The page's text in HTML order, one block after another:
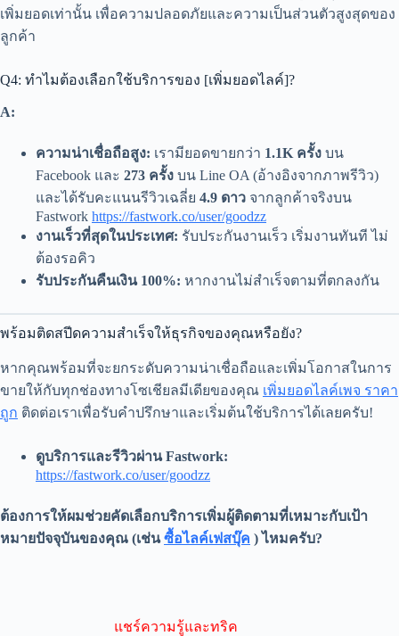
เพิ่มยอดเท่านั้น เพื่อความปลอดภัยและความเป็นส่วนตัวสูงสุดของ
ลูกค้า
Q4: ทำไมต้องเลือกใช้บริการของ [เพิ่มยอดไลค์]?
A:
ความน่าเชื่อถือสูง: เรามียอดขายกว่า 1.1K ครั้ง บน
Facebook และ 273 ครั้ง บน Line OA (อ้างอิงจากภาพรีวิว)
และได้รับคะแนนรีวิวเฉลี่ย 4.9 ดาว จากลูกค้าจริงบน
Fastwork https://fastwork.co/user/goodzz
งานเร็วที่สุดในประเทศ: รับประกันงานเร็ว เริ่มงานทันที ไม่
ต้องรอคิว
รับประกันคืนเงิน 100%: หากงานไม่สำเร็จตามที่ตกลงกัน
พร้อมติดสปีดความสำเร็จให้ธุรกิจของคุณหรือยัง?
หากคุณพร้อมที่จะยกระดับความน่าเชื่อถือและเพิ่มโอกาสในการ
ขายให้กับทุกช่องทางโซเชียลมีเดียของคุณ เพิ่มยอดไลค์เพจ ราคา
ถูก ติดต่อเราเพื่อรับคำปรึกษาและเริ่มต้นใช้บริการได้เลยครับ!
ดูบริการและรีวิวผ่าน Fastwork:
https://fastwork.co/user/goodzz
ต้องการให้ผมช่วยคัดเลือกบริการเพิ่มผู้ติดตามที่เหมาะกับเป้า
หมายปัจจุบันของคุณ (เช่นซื้อไลค์เฟสบุ๊ค ) ไหมครับ?
แชร์ความรู้และทริค